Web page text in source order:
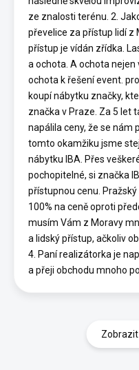
ze znalosti terénu. 2.
převelice za přístup lidí z
přístup je vídán zřídka.
a ochota. A ochota nejen
ochota k řešení event.
koupí nábytku značky,
značka v Praze. Za 5 let
napálila ceny, že se nám
tomto okamžiku jsme
nábytku IBA. Přes
pochopitelné, si značka
přístupnou cenu.
100% na ceně oproti
musím Vám z Moravy
a lidský přístup, ačkoliv
4. Paní realizátorka je
a přeji obchodu mnoho